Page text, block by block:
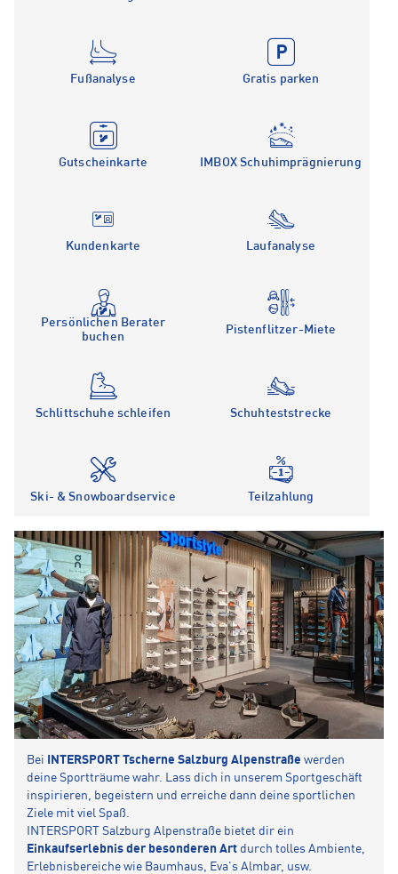
Fußanalyse Gratis parken
Gutscheinkarte IMBOX Schuhimprägnierung
Kundenkarte Laufanalyse
Persönlichen Berater
buchen
Pistenflitzer-Miete
Schlittschuhe schleifen Schuhteststrecke
Ski- & Snowboardservice Teilzahlung
Bei INTERSPORT Tscherne Salzburg Alpenstraße werden
deine Sportträume wahr. Lass dich in unserem Sportgeschäft
inspirieren, begeistern und erreiche dann deine sportlichen
Ziele mit viel Spaß.
INTERSPORT Salzburg Alpenstraße bietet dir ein
Einkaufserlebnis der besonderen Art durch tolles Ambiente,
Erlebnisbereiche wie Baumhaus, Eva's Almbar, usw.